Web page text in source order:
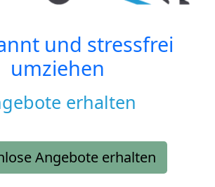
und stressfrei
umziehen
erhalten
Angebote erhalten